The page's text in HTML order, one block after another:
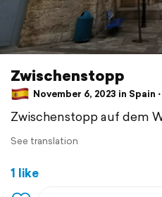
Zwischenstopp
November 6, 2023 in Spain
Zwischenstopp auf dem
See translation
1 like